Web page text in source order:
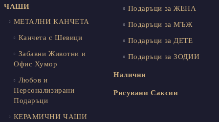
ЧАШИ
МЕТАЛНИ КАНЧЕТА
Канчета с Шевици
Забавни Животни и
Офис Хумор
Любов и
Персонализирани
Подаръци
КЕРАМИЧНИ ЧАШИ
Подаръци за ЖЕНА
Подаръци за МЪЖ
Подаръци за ДЕТЕ
Подаръци за ЗОДИИ
Налични
Рисувани Саксии